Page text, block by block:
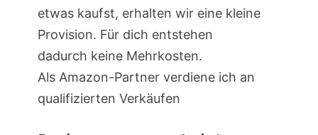
etwas kaufst, erhalten wir eine kleine
Provision. Für dich entstehen
dadurch keine Mehrkosten.
Als Amazon-Partner verdiene ich an
qualifizierten Verkäufen